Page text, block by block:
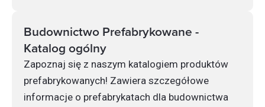
Budownictwo Prefabrykowane -
Katalog ogólny
Zapoznaj się z naszym katalogiem produktów
prefabrykowanych! Zawiera szczegółowe
informacje o prefabrykatach dla budownictwa